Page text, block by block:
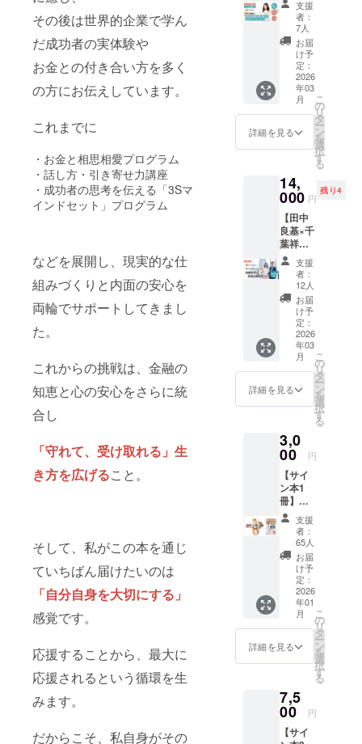
その後は世界的企業で学ん
だ成功者の実体験や
お金との付き合い方を多く
の方にお伝えしています。
これまでに
・お金と相思相愛プログラム
・話し方・引き寄せ力講座
・成功者の思考を伝える「3Sマ
インドセット」プログラム
などを展開し、現実的な仕
組みづくりと内面の安心を
両輪でサポートしてきまし
た。
これからの挑戦は、金融の
知恵と心の安心をさらに統
合し
「守れて、受け取れる」生
き方を広げること。
そして、私がこの本を通じ
ていちばん届けたいのは
「自分自身を大切にする」
感覚です。
応援することから、最大に
応援されるという循環を生
みます。
だからこそ、私自身がその
記の３
色から
お選び
くださ
い。）
・金運
アップ
のゴー
ルデン
イエ
のパ
ショ
ネット
レッド
・健康
運アッ
プの
ウェル
ネスブ
ルー お
届け予
定：
2026年
5月ごろ
(予定）
アップ/
仕事運
アッ
プ」に
ついて
運勢/効
能は確
約する
もので
はあり
ませ
ん。）
◆サイ
ン本1冊
籍概
要】 ・
れな
い！お
の習
慣』 ・
きずな
出版 ・
▼▼▼
リター
ン詳細
▼▼▼
内容：
オリジ
ナル
ジャー
ナリン
グノー
コンパ
ス1冊
（お礼
と使い
方のガ
イド動
画付き)
冊数：3
冊
（定価
5,500
円/冊）
（カ
ラー
は、下
記の３
色から
をお選
びくだ
さ
い。）
・金運
アップ
のゴー
ルデン
イエ
ロー ・
仕事運
アップ
のパ
ショ
ネット
・健康
運アッ
ネスブ
ルー お
届け予
定：
れな
い！お
金を守
る７つ
の習
慣』 ・
きずな
出版 ・
著者：
千葉祥
子 ・
『カッ
の魔
法』 ・
山と渓
谷社 ・
著者：
しばた
みか
（また
は、し
ばたみ
かの新
籍は発
売次
第、順
次発送
いたし
※国内発
に対応
してい
ます。
セル及
び日時
の変更
はでき
かねま
すの
で、ご
確認の
上、お
申し込
みくだ
さい。
ヌーン
ティー
代が含
まれま
す。 ※
コンサ
ル代が
含まれ
ます。
※場所の
詳細は
クラウ
ドファ
ンディ
ング終
了後に
メール
にてご
連絡い
す。 ※
移動に
かかる
交通費
はご負
担くだ
さい。
※公共の
場所で
面会し
ます。
※クラウ
ドファ
ンディ
ング終
了後、1
月中に
順次開
始させ
て頂き
ます。
方、そ
してビ
ジネス
の発展
にまで
大きな
変化が
訪れま
す。 本
セミ
ナーで
は、脳
を理解
し、人
生をよ
り豊か
にデザ
インす
るヒン
トを学
んでい
ただき
ます。
▼▼▼
リター
ン詳細
▼▼▼
「男
性脳・
女性脳
でひも
お金も
人生も
開花す
るオン
ライン
セミ
ナー」
開催
日：
2026年
2月15日
（土）
20:00~
21:30
所要時
間：約
90分
開催方
法：
※Zoom
のリン
クなど
の詳細
生とビ
ジネス
の新し
い視点
少人数
制で行
うグ
ループ
コンサ
ングで
す。 参
士の交
流から
新しい
気づき
を得ら
れるの
が特徴
です。
お金に
対する
価値観
の違
い、仕
事や
キャリ
ア設計
の仕
方、
パート
の関係
改善、
人間関
係のす
れ違
い、ビ
ジネス
構築に
おける
戦略ま
で、多
様な
テーマ
を男性
脳・女
性脳の
観点か
ら具体
的に掘
ます。
他の参
加者の
悩みを
との２
対１の
完全個
別相談
をご提
供しま
す。 <
特別コ
ラボ個
の概要>
タイト
女性脳
を活か
す個別
相談
セッ
ション
しげ
ちゃん
としょ
うこの2
人が真
剣に向
き合う
個別相
談で
なた自
身の状
わせ
て、お
金の不
安、仕
事の課
題、ビ
ジネス
の方向
性、
パート
ナー
シップ
や人間
関係の
悩みな
どを深
く丁寧
にサ
ポート
す。男
性脳の
論理的
アプ
す。 コ
ラボす
るの
は、本
田健さ
んが
「はじ
めに」
を書い
さった2
冊「私
せス
トー
リー」
と「マ
リーナ
カフェ
の軌跡
と奇
跡」を
編集担
当した
勇者み
かりん
こと本
宮美香
す。二
人の優
お楽し
みいた
だきな
がら、
新しい
学びも
受け取
れる貴
重なセ
ミナー
です。
▼▼▼
リター
ン詳細
▼▼▼
葉祥子
＆勇者
んによ
る「心
に響く
文章を
プ、ラ
イフ
ワー
ク、執
筆など
のお悩
みにお
答えし
ます。
■リター
幸次
と、
zoomま
たはリ
アルに
てミー
ティン
グ（お
よそ60
分）を
するこ
とがで
きま
す。 開
催時
2026年
1月15日
で ※日
程及び
場所
（Zoom
または
リア
ル）に
関して
は、個
別にご
相談の
うえ調
整いた
しま
す。(後
ルにて
ご連
の場合
は、場
所は都
内で調
金脈を
掘り起
こす魔
法のメ
ソッ
ド」 お
金を守
るため
の最強
の方法
ことで
す。 こ
の度、
『お金
を守る
７つの
習慣』
で紹介
してい
る様々
な習慣
を実践
する、
コミュ
ニティ
スタイ
ルの講
慣化と
言って
も、簡
単なも
のばか
り。た
だ、一
人で実
践しよ
うとす
るとつ
いつい
後回し
にして
しまう
そこ
を、1ヶ
型で仲
間と一
緒に実
践し、
金脈発
掘3ヶ月
プラチ
ナコー
ス＋サ
イン本1
冊 (オン
ライン
開催/
アーカ
イブ
有）
た30日
でお金
迷子か
らの卒
業」
「あな
たの中
に眠る
お宝を
掘り起
こす魔
法のメ
ソッ
ド」 お
金を守
るため
の最強
を作る
ことで
す。 こ
の度、
お金を
守る７
つの習
慣で紹
介して
いる
様々な
習慣を
実践す
る、コ
ミュニ
ティス
タイル
す。 習
慣化と
言って
も、簡
支援
者：
7人
お届
け予
定：
2026
年03
月
詳細を見る
こ
の
リ
タ
ー
ン
を
選
択
す
る
14,
000 円
残り4
【田中
良基×千
葉祥
子】Dr.
よしき
とパワ
スポ巡
り＆ラ
ンチ会
in 東京
＋サイ
ン本2冊
Dr.よし
き＆
しょう
ことい
分の日
にスペ
シャル
な大金
運爆上
げパ
ワース
ポット
巡り in
東京 ！
Dr.よし
きこと
医師の
田中良
基さん
としょ
うこの
トで
す！ 神
社巡り
が大好
支援
者：
12人
お届
け予
定：
2026
年03
月
詳細を見る
こ
の
リ
タ
ー
ン
を
選
択
す
る
3,0
00 円
【サイ
ン本1
冊】千
葉祥子
のサイ
ン入り
書籍1冊
＆お礼
のメッ
セージ
を購入
できる
権利 心
を込め
て書い
た書籍
の気持
ちを込
めてサ
インを
支援
者：
65人
お届
け予
定：
2026
年01
月
詳細を見る
こ
の
リ
タ
ー
ン
を
選
択
す
る
7,5
00 円
【サイ